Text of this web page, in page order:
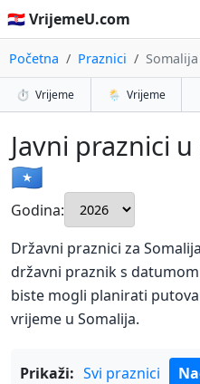
🇭🇷 VrijemeU.com
Početna Praznici
⏱️ Vrijeme 🌦️ Vrijeme
Javni praznici
🇸🇴
Godina:
Državni praznici za
državni praznik s
biste mogli planirati
vrijeme u Somalija.
Prikaži: Svi praznici